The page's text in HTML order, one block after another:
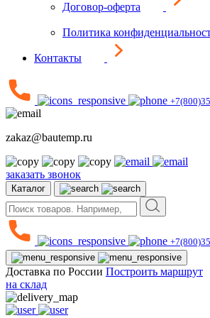
Договор-оферта
Политика
Контакты
zakaz@bautemp.ru
заказать звонок
Каталог
Доставка по России Построить маршрут
на склад